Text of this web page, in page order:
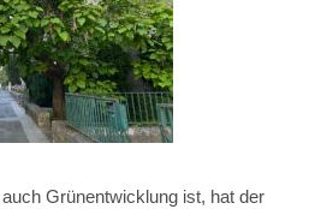
Grünentwicklung ist, hat der